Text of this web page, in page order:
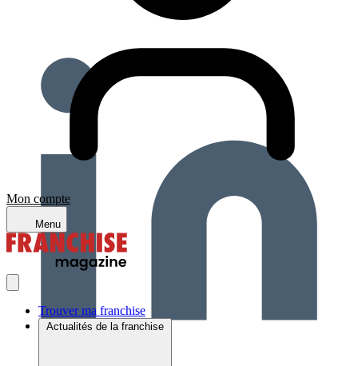
Mon compte
Menu
Trouver ma franchise
Actualités de la franchise